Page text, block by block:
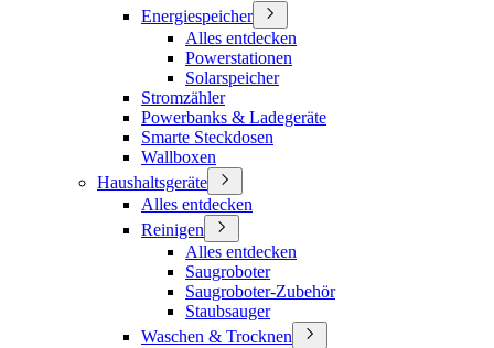
Energiespeicher
Alles entdecken
Powerstationen
Solarspeicher
Stromzähler
Powerbanks & Ladegeräte
Smarte Steckdosen
Wallboxen
Haushaltsgeräte
Alles entdecken
Reinigen
Alles entdecken
Saugroboter
Saugroboter-Zubehör
Staubsauger
Waschen & Trocknen